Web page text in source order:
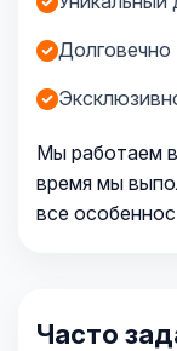
Долговечно
Мы работаем
время мы
все
Часто